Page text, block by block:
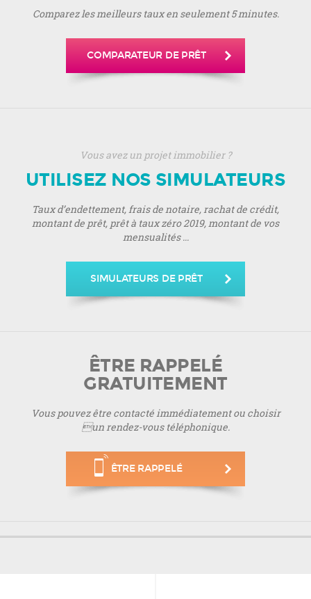
Comparez les meilleurs taux en seulement 5 minutes.
COMPARATEUR DE PRÊT
Vous avez un projet immobilier ?
UTILISEZ NOS SIMULATEURS
Taux d’endettement, frais de notaire, rachat de crédit,
montant de prêt, prêt à taux zéro 2019, montant de vos
mensualités ...
SIMULATEURS DE PRÊT
ÊTRE RAPPELÉ
GRATUITEMENT
Vous pouvez être contacté immédiatement ou choisir
un rendez-vous téléphonique.
ÊTRE RAPPELÉ